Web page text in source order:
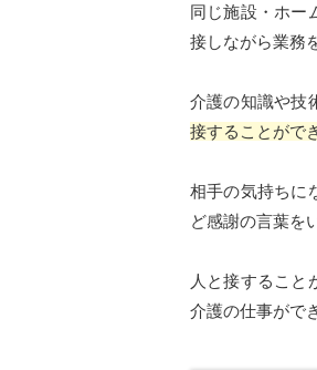
同じ施設・ホー
接しながら業務
介護の知識や技
接することがで
相手の気持ちに
ど感謝の言葉を
人と接すること
介護の仕事がで